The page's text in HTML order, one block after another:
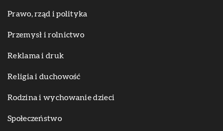
Prawo, rząd i polityka
Przemysł i rolnictwo
Reklama i druk
Religia i duchowość
Rodzina i wychowanie dzieci
Społeczeństwo